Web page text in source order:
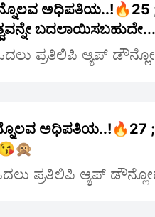
ಅಧಿಪತಿಯ..!🔥25 ;
ಪ್ರತಿಲಿಪಿ ಆ್ಯಪ್
ಅಧಿಪತಿಯ..!🔥27 ;
ಪ್ರತಿಲಿಪಿ ಆ್ಯಪ್